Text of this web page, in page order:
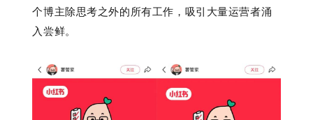
个博主除思考之外的所有工作， 吸引大量运营者涌
入尝鲜。